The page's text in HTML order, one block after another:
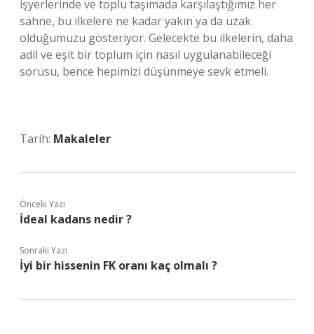
işyerlerinde ve toplu taşımada karşılaştığımız her
sahne, bu ilkelere ne kadar yakın ya da uzak
olduğumuzu gösteriyor. Gelecekte bu ilkelerin, daha
adil ve eşit bir toplum için nasıl uygulanabileceği
sorusu, bence hepimizi düşünmeye sevk etmeli.
Tarih: Makaleler
Önceki Yazı
İdeal kadans nedir ?
Sonraki Yazı
İyi bir hissenin FK oranı kaç olmalı ?